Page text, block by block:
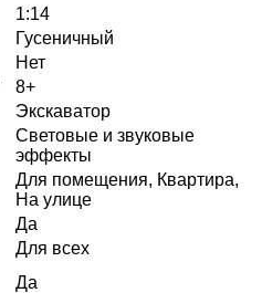
1:14
Гусеничный
Нет
8+
Экскаватор
Световые и звуковые
эффекты
Для помещения, Квартира,
На улице
Да
Для всех
Да